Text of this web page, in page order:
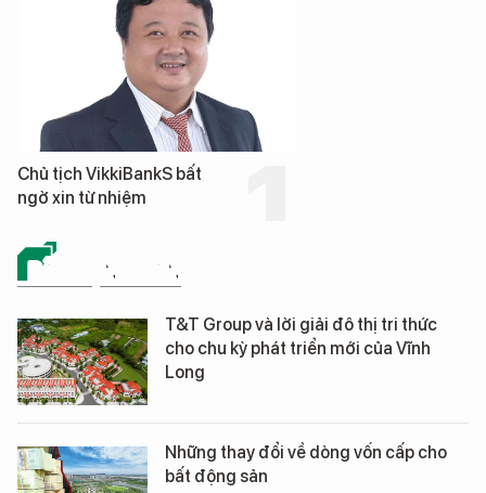
Chủ tịch VikkiBankS bất
ngờ xin từ nhiệm
BẤT ĐỘNG SẢN
T&T Group và lời giải đô thị tri thức
cho chu kỳ phát triển mới của Vĩnh
Long
Những thay đổi về dòng vốn cấp cho
bất động sản